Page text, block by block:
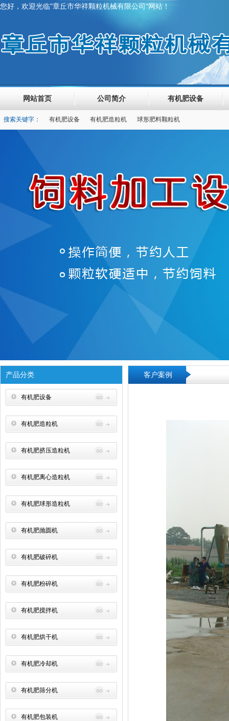
您好，欢迎光临"章丘市华祥颗粒机械有限公司"网站！
网站首页 公司简介 有机肥设备
搜索关键字： 有机肥设备 有机肥造粒机 球形肥料颗粒机
产品分类
有机肥设备
有机肥造粒机
有机肥挤压造粒机
有机肥离心造粒机
有机肥球形造粒机
有机肥抛圆机
有机肥破碎机
有机肥粉碎机
有机肥搅拌机
有机肥烘干机
有机肥冷却机
有机肥筛分机
有机肥包装机
客户案例